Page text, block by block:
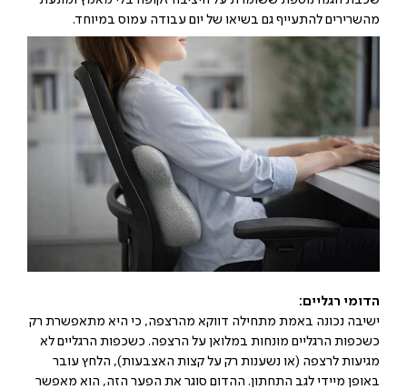
מהשרירים להתעייף גם בשיאו של יום עבודה עמוס במיוחד.
הדומי רגליים:
ישיבה נכונה באמת מתחילה דווקא מהרצפה, כי היא מתאפשרת רק
כשכפות הרגליים מונחות במלואן על הרצפה. כשכפות הרגליים לא
מגיעות לרצפה (או נשענות רק על קצות האצבעות), הלחץ עובר
באופן מיידי לגב התחתון. ההדום סוגר את הפער הזה, הוא מאפשר